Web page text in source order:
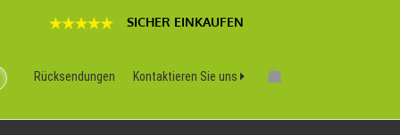
SICHER EINKAUFEN
Rücksendungen Kontaktieren Sie uns